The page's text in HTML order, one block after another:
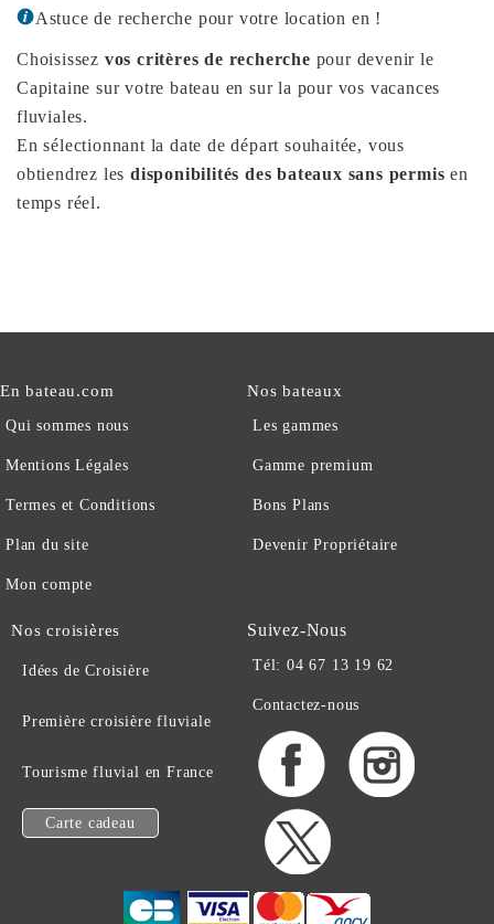
Astuce de recherche pour votre location en !
Choisissez vos critères de recherche pour devenir le
Capitaine sur votre bateau en sur la pour vos vacances
fluviales.
En sélectionnant la date de départ souhaitée, vous
obtiendrez lesdisponibilités des bateaux sans permis en
temps réel.
En bateau.com
Qui sommes nous
Mentions Légales
Termes et Conditions
Plan du site
Mon compte
Nos bateaux
Les gammes
Gamme premium
Bons Plans
Devenir Propriétaire
Nos croisières
Idées de Croisière
Première croisière fluviale
Tourisme fluvial en France
Carte cadeau
Suivez-Nous
Tél: 04 67 13 19 62
Contactez-nous